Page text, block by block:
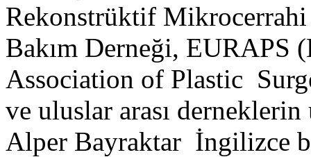
Rekonstrüktif Mikrocerrahi
Bakım Derneği, EURAPS
Association of Plastic
ve uluslar arası
Alper Bayraktar İngilizce